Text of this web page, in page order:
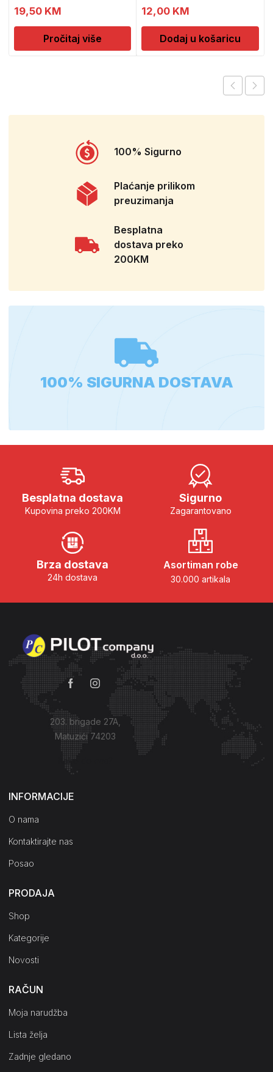
19,50 KM
Pročitaj više
12,00 KM
Dodaj u košaricu
100% Sigurno
Plaćanje prilikom
preuzimanja
Besplatna
dostava preko
200KM
100% SIGURNA DOSTAVA
Besplatna dostava
Kupovina preko 200KM
Sigurno
Zagarantovano
Brza dostava
24h dostava
Asortiman robe
30.000 artikala
203. brigade 27A,
Matuzići 74203
Kako do nas?
INFORMACIJE
O nama
Kontaktirajte nas
Posao
PRODAJA
Shop
Kategorije
Novosti
RAČUN
Moja narudžba
Lista želja
Zadnje gledano